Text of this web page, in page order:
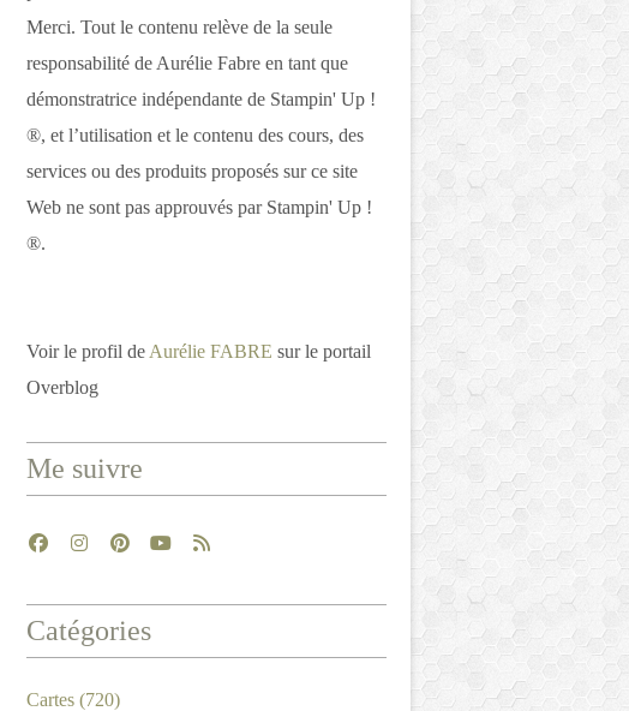
Merci. Tout le contenu relève de la seule
responsabilité de Aurélie Fabre en tant que
démonstratrice indépendante de Stampin' Up !
®, et l’utilisation et le contenu des cours, des
services ou des produits proposés sur ce site
Web ne sont pas approuvés par Stampin' Up !
®.
Voir le profil de Aurélie FABRE sur le portail
Overblog
Me suivre
Catégories
Cartes (720)